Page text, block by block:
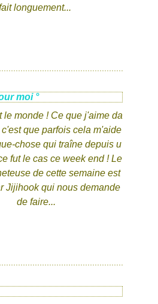
longuement...
moi °
le monde ! Ce que j'aime da
que parfois cela m'aide
chose qui traîne depuis u
fut le cas ce week end ! Le
de cette semaine est
Jijihook qui nous demande
de faire...